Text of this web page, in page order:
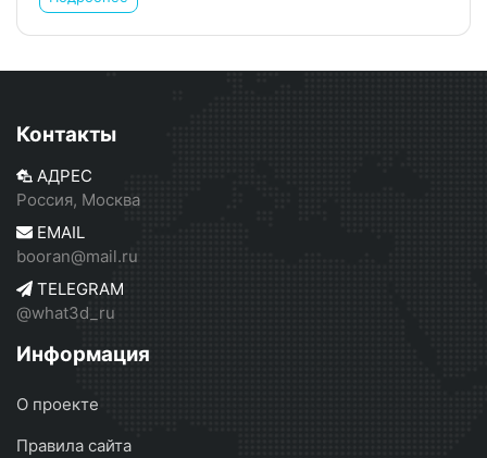
Контакты
АДРЕС
Россия, Москва
EMAIL
booran@mail.ru
TELEGRAM
@what3d_ru
Информация
О проекте
Правила сайта